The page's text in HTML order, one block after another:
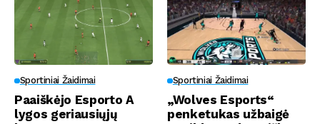
Sportiniai Žaidimai
Paaiškėjo Esporto A
lygos geriausiųjų
Sportiniai Žaidimai
„Wolves Esports“
penketukas užbaigė